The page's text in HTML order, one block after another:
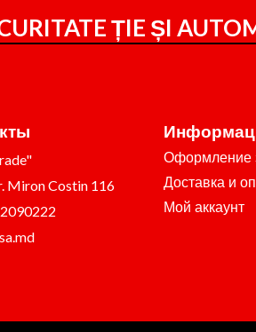
ȚIE ȘI
Miron Costin 116
Оформление
Доставка и
Мой аккаунт